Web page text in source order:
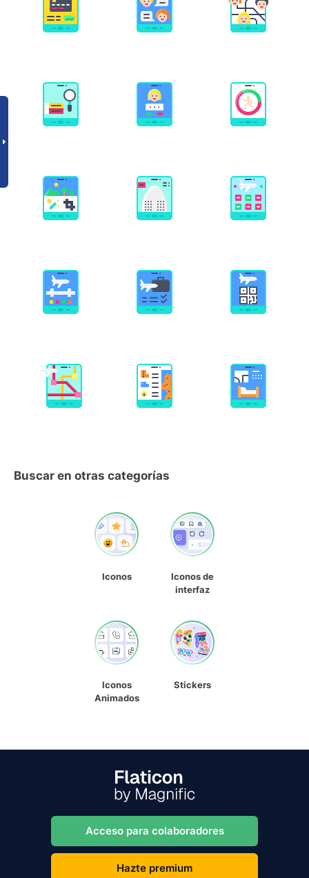
Buscar en otras categorías
Iconos
Iconos de
interfaz
Iconos
Animados
Stickers
Acceso para colaboradores
Hazte premium